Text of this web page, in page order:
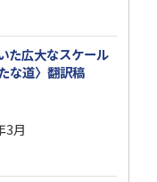
た広大なスケール
な道〉翻訳稿
3月